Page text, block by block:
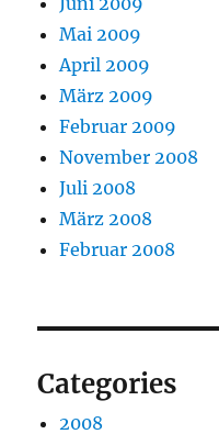
Mai 2009
April 2009
März 2009
Februar 2009
November 2008
Juli 2008
März 2008
Februar 2008
Categories
2008